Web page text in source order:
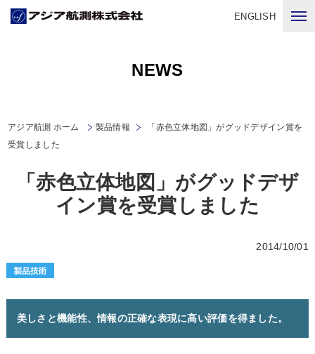
ENGLISH
NEWS
アジア航測 ホーム 製品情報
「赤色立体地図」がグッドデザイン賞を
受賞しました
「赤色立体地図」がグッドデザ
イン賞を受賞しました
2014/10/01
美しさと機能性、情報の正確な表現に高い評価を得ました。